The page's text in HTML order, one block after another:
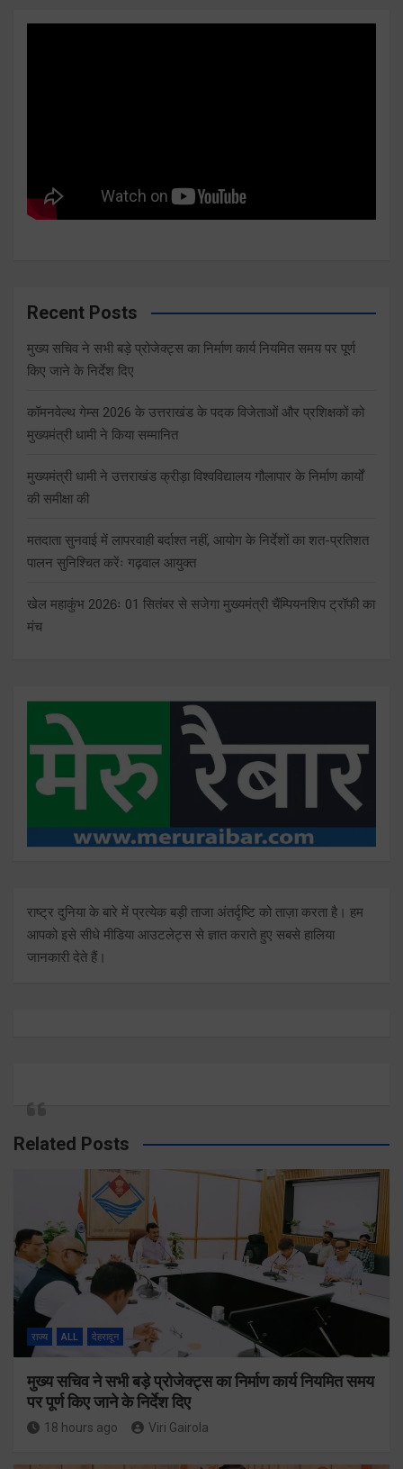
Recent Posts
मुख्य सचिव ने सभी बड़े प्रोजेक्ट्स का निर्माण कार्य नियमित समय पर पूर्ण
किए जाने के निर्देश दिए
कॉमनवेल्थ गेम्स 2026 के उत्तराखंड के पदक विजेताओं और प्रशिक्षकों को
मुख्यमंत्री धामी ने किया सम्मानित
मुख्यमंत्री धामी ने उत्तराखंड क्रीड़ा विश्वविद्यालय गौलापार के निर्माण कार्यों
की समीक्षा की
मतदाता सुनवाई में लापरवाही बर्दाश्त नहीं, आयोग के निर्देशों का शत-प्रतिशत
पालन सुनिश्चित करेंः गढ़वाल आयुक्त
खेल महाकुंभ 2026ः 01 सितंबर से सजेगा मुख्यमंत्री चैंम्पियनशिप ट्रॉफी का
मंच
राष्ट्र दुनिया के बारे में प्रत्येक बड़ी ताजा अंतर्दृष्टि को ताज़ा करता है। हम
आपको इसे सीधे मीडिया आउटलेट्स से ज्ञात कराते हुए सबसे हालिया
जानकारी देते हैं।
Related Posts
राज्य ALL देहरादून
मुख्य सचिव ने सभी बड़े प्रोजेक्ट्स का निर्माण कार्य नियमित समय
पर पूर्ण किए जाने के निर्देश दिए
18 hours ago Viri Gairola